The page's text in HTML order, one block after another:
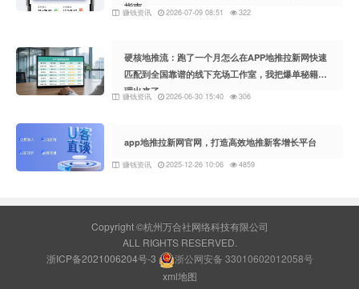
指南
赚钱资讯 2026-07-09 08:51 322
硬核地推流：跑了一个月怎么在APP地推拉新网快速
匹配到全国靠谱的线下充场工作室，我把爆单秘籍整
理出来了
赚钱资讯 2026-06-30 15:40 306
app地推拉新网官网，打造高效地推新客增长平台
赚钱资讯 2025-12-26 10:06 4859
Copyright ©杭州万合社网络科技有限公司
ALL RIGHTS RESERVED.
浙ICP备2021006204号-3
浙公网安备 33010602012058号
xml地图